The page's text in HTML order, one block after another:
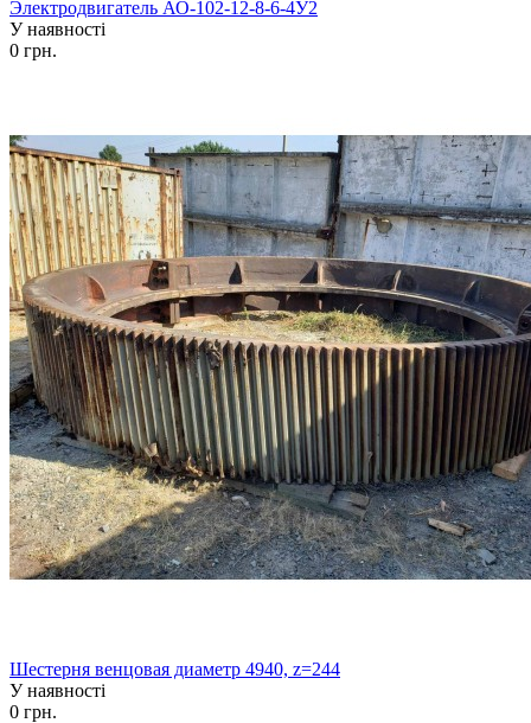
Электродвигатель АО-102-12-8-6-4У2
У наявності
0 грн.
Шестерня венцовая диаметр 4940, z=244
У наявності
0 грн.